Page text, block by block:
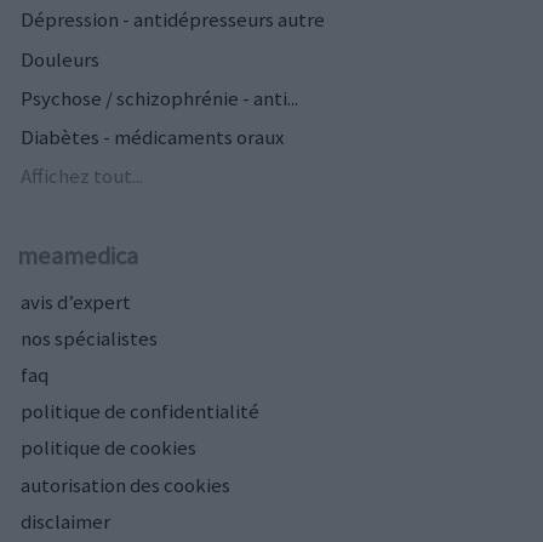
Dépression - antidépresseurs autre
Douleurs
Psychose / schizophrénie - anti...
Diabètes - médicaments oraux
Affichez tout...
meamedica
avis d’expert
nos spécialistes
faq
politique de confidentialité
politique de cookies
autorisation des cookies
disclaimer